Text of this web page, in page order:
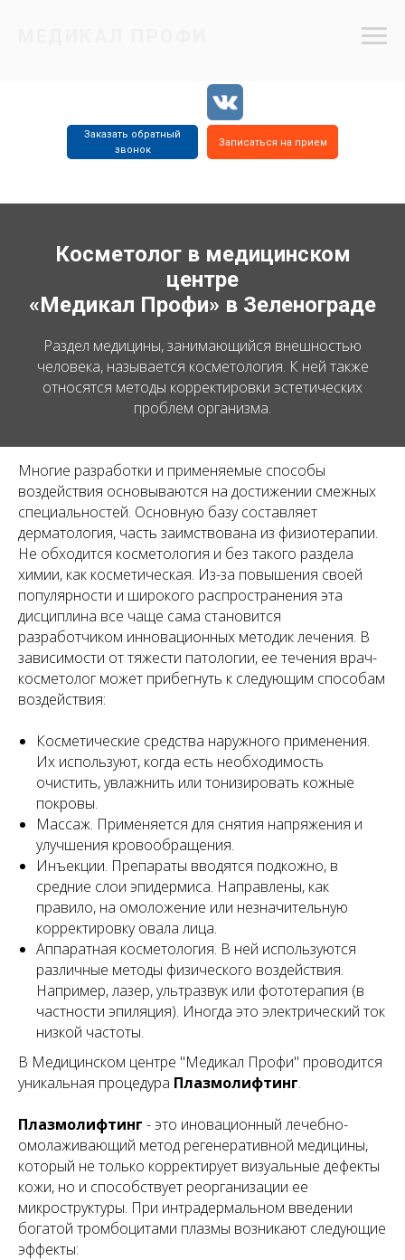
Записаться на прием
Заказать обратный
звонок
4715
2805
5515
Косметолог в медицинском
центре
«Медикал Профи» в Зеленограде
Раздел медицины, занимающийся внешностью
человека, называется косметология. К ней также
относятся методы корректировки эстетических
проблем организма.
Многие разработки и применяемые способы
воздействия основываются на достижении смежных
специальностей. Основную базу составляет
дерматология, часть заимствована из физиотерапии.
Не обходится косметология и без такого раздела
химии, как косметическая. Из-за повышения своей
популярности и широкого распространения эта
дисциплина все чаще сама становится
разработчиком инновационных методик лечения. В
зависимости от тяжести патологии, ее течения врач-
косметолог может прибегнуть к следующим способам
воздействия:
Косметические средства наружного применения.
Их используют, когда есть необходимость
очистить, увлажнить или тонизировать кожные
покровы.
Массаж. Применяется для снятия напряжения и
улучшения кровообращения.
Инъекции. Препараты вводятся подкожно, в
средние слои эпидермиса. Направлены, как
правило, на омоложение или незначительную
корректировку овала лица.
Аппаратная косметология. В ней используются
различные методы физического воздействия.
Например, лазер, ультразвук или фототерапия (в
частности эпиляция). Иногда это электрический ток
низкой частоты.
В Медицинском центре "Медикал Профи" проводится
уникальная процедура Плазмолифтинг.
Плазмолифтинг - это иновационный лечебно-
омолаживающий метод регенеративной медицины,
который не только корректирует визуальные дефекты
кожи, но и способствует реорганизации ее
микроструктуры. При интрадермальном введении
богатой тромбоцитами плазмы возникают следующие
эффекты: